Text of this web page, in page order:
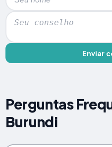
Enviar
Perguntas
Burundi